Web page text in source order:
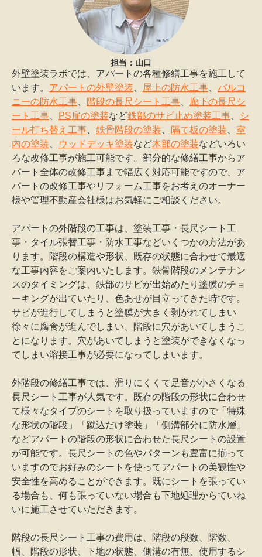
担当：山口
外壁塗装ラボでは、アパートの各種修繕工事を施工して
います。 アパートの外壁塗装 屋上の防水工事
バルコ
ニーの防水工事
階段の長尺シート工事
廊下の長尺シ
ート工事
PS扉の塗装など鉄部のサビ止め塗装工事
シ
ール打ち替え工事
鉄骨階段の塗装 隔て板の塗装
室
内の塗装
ウッドデッキ塗装など木部の塗装などいろい
ろな改修工事が施工可能です。部分的な修繕工事からア
パート全体の改修工事まで幅広く対応可能ですので、ア
パートの改修工事やリフォーム工事をお考えのオーナー
様や管理不動産会社様はお気軽にご相談ください。
アパートの外階段の工事は、塗装工事・長尺シート工
事・タイル張替工事・防水工事などいくつかの方法があ
ります。階段の構造や形状、既存の状態に合わせて最適
な工事内容をご案内いたします。鉄骨階段のメンテナン
スのタイミングは、鉄部のサビが出始めたり塗膜のチョ
ーキングが出ていたり、色あせが目立ってきた時です。
サビが進行してしまうと塗膜が大きく剥がれてしまい
徐々に腐食が進んでしまい、階段に穴があいてしまうこ
とになります。穴があいてしまうと塗装ができなくなっ
てしまい溶接工事が必要になってしまいます。
外階段の修繕工事では、滑りにくくて足音が小さくなる
長尺シート工事が人気です。既存の階段の形状に合わせ
て様々なタイプのシートを取り扱っていますので「特殊
な形状の階段」「蹴込だけ塗装」「側溝部分に防水層」
などアパートの階段の形状に合わせた長尺シートの設置
が可能です。長尺シートの色やパターンも豊富に揃って
いますのでお好みのシートを使ってアパートの美観性や
安全性を高めることができます。既にシートを張ってい
る場合も、何も張っていない場合も下地処理からていね
いに施工させていただきます。
階段の長尺シート工事の費用は、階段の段数、階数、
幅、階段の形状、下地の状態、側溝の有無、使用するシ